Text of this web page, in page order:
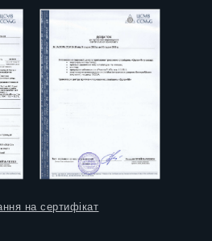
на сертифікат